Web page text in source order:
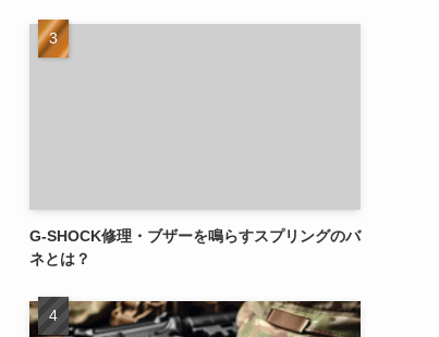
G-SHOCK修理・ブザーを鳴らすスプリングのバ
ネとは？